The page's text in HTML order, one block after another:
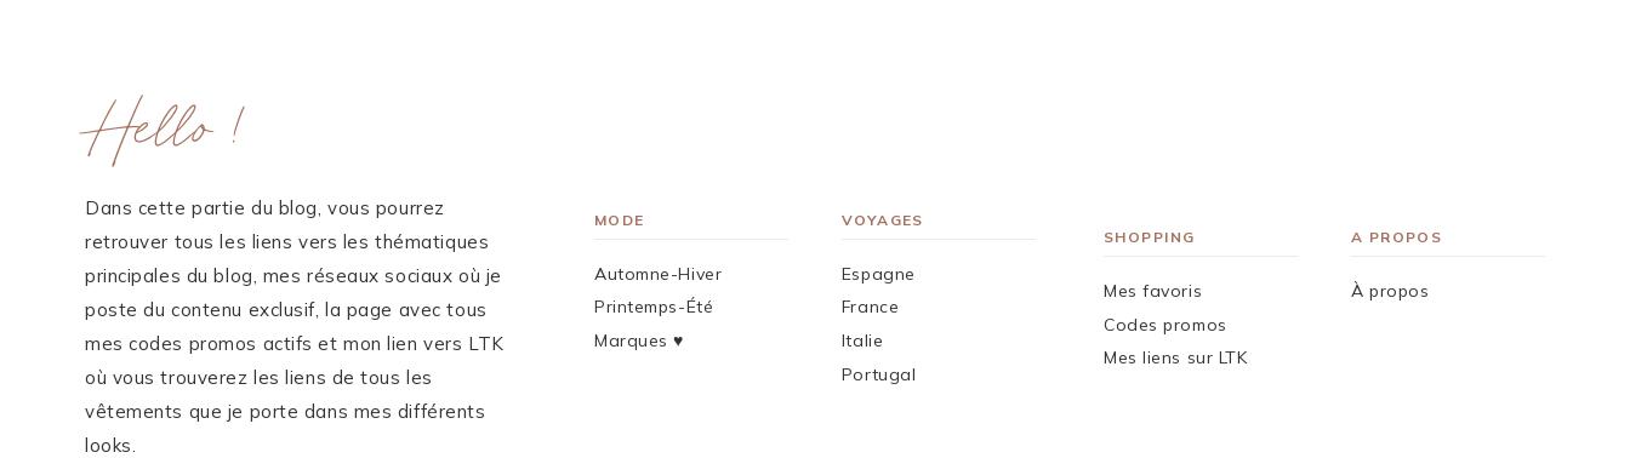
MA NEWSLETTER
PinterestTikTok
Hello !
Dans cette partie du blog, vous pourrez
retrouver tous les liens vers les thématiques
principales du blog, mes réseaux sociaux où je
poste du contenu exclusif, la page avec tous
mes codes promos actifs et mon lien vers LTK
où vous trouverez les liens de tous les
vêtements que je porte dans mes différents
looks.
MODE
Automne-Hiver
Printemps-Été
Marques ♥︎
VOYAGES
Espagne
France
Italie
Portugal
SHOPPING
Mes favoris
Codes promos
Mes liens sur LTK
A PROPOS
À propos